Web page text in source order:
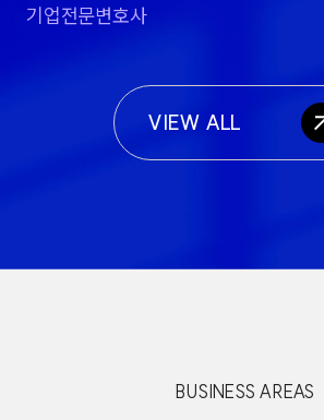
기업전문변호사
VIEW ALL
BUSINESS AREAS